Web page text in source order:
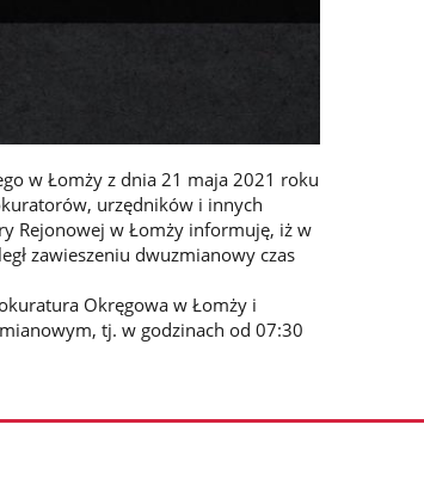
w Łomży z dnia 21 maja 2021 roku
urzędników i innych
Rejonowej w Łomży informuję, iż w
zawieszeniu dwuzmianowy czas
Okręgowa w Łomży i
tj. w godzinach od 07:30